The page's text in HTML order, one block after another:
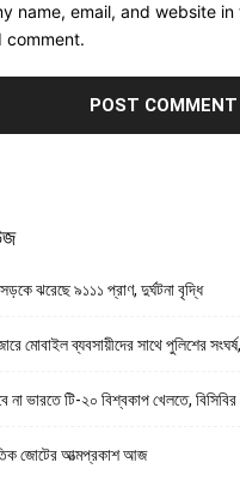
name, email, and website
comment.
ঝরেছে ৯১১১ প্রাণ, দুর্ঘটনা বৃদ্ধি
মোবাইল ব্যবসায়ীদের সাথে পুলিশের
না ভারতে টি-২০ বিশ্বকাপ খেলতে,
জোটের আত্মপ্রকাশ আজ